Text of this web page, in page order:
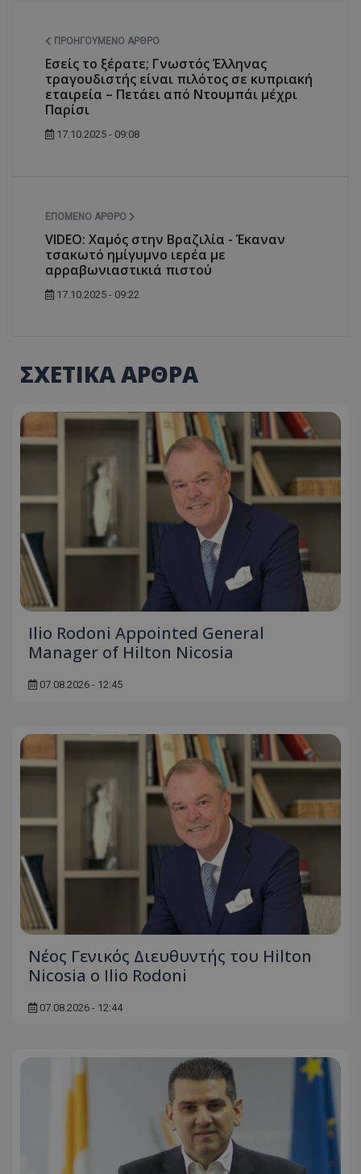
ΠΡΟΗΓΟΎΜΕΝΟ ΆΡΘΡΟ
Εσείς το ξέρατε; Γνωστός Έλληνας
τραγουδιστής είναι πιλότος σε κυπριακή
εταιρεία – Πετάει από Ντουμπάι μέχρι
Παρίσι
17.10.2025 - 09:08
ΕΠΌΜΕΝΟ ΆΡΘΡΟ
VIDEO: Χαμός στην Βραζιλία - Έκαναν
τσακωτό ημίγυμνο ιερέα με
αρραβωνιαστικιά πιστού
17.10.2025 - 09:22
ΣΧΕΤΙΚΑ ΑΡΘΡΑ
Ilio Rodoni Appointed General
Manager of Hilton Nicosia
07.08.2026 - 12:45
Νέος Γενικός Διευθυντής του Hilton
Nicosia ο Ilio Rodoni
07.08.2026 - 12:44